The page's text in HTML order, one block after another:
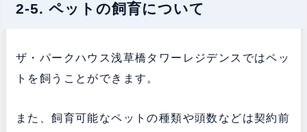
2-5. ペットの飼育について
ザ・パークハウス浅草橋タワーレジデンスではペッ
トを飼うことができます。
また、飼育可能なペットの種類や頭数などは契約前